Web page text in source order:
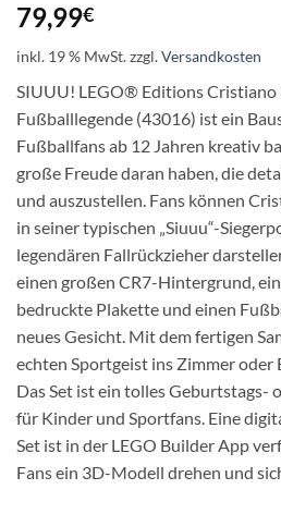
79,99€
inkl. 19 % MwSt.zzgl.Versandkosten
SIUUU! LEGO® Editions Cristiano
Fußballlegende (43016) ist ein
Fußballfans ab 12 Jahren kreativ
große Freude daran haben, die
und auszustellen. Fans können
in seiner typischen „Siuuu“-
legendären Fallrückzieher
einen großen CR7-Hintergrund,
bedruckte Plakette und einen
neues Gesicht. Mit dem fertigen
echten Sportgeist ins Zimmer oder
Das Set ist ein tolles Geburtstags-
für Kinder und Sportfans. Eine
Set ist in der LEGO Builder App
Fans ein 3D-Modell drehen und